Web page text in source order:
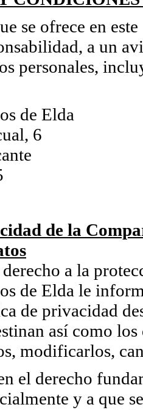
se ofrece en
a un
personales,
de Elda
6
de la
a la
de Elda le
de privacidad
así como
modificarlos,
el derecho
y a que